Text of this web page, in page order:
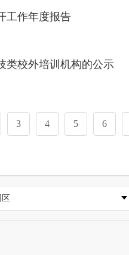
工作年度报告
类校外培训机构的公示
3 4 5 6